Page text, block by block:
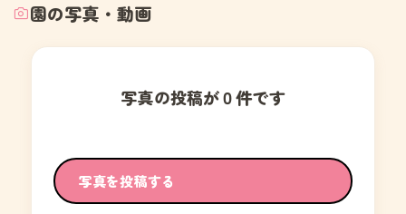
園の写真・動画
写真の投稿が０件です
写真を投稿する